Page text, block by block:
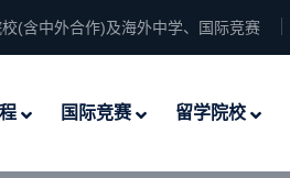
(含中外合作)及海外中学、国际竞赛
国际竞赛 留学院校